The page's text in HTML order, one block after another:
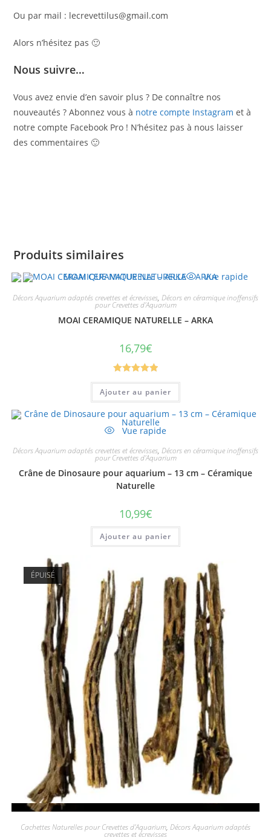
Ou par mail : lecrevettilus@gmail.com
Alors n’hésitez pas 🙂
Nous suivre…
Vous avez envie d’en savoir plus ? De connaître nos
nouveautés ? Abonnez vous à notre compte Instagram et à
notre compte Facebook Pro ! N’hésitez pas à nous laisser
des commentaires 🙂
Produits similaires
Vue rapide
Décors Aquarium adaptés crevettes et écrevisses, Décors en céramique inoffensifs
pour Crevettes d'Aquarium
MOAI CERAMIQUE NATURELLE – ARKA
16,79€
Note5.00
sur 5
Ajouter au panier
Vue rapide
Décors Aquarium adaptés crevettes et écrevisses, Décors en céramique inoffensifs
pour Crevettes d'Aquarium
Crâne de Dinosaure pour aquarium – 13 cm – Céramique
Naturelle
10,99€
Ajouter au panier
ÉPUISÉ
Vue rapide
Cachettes Naturelles pour Crevettes d'Aquarium, Décors Aquarium adaptés
crevettes et écrevisses